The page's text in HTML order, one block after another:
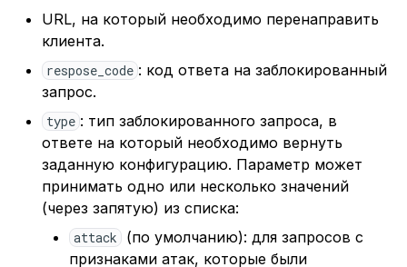
URL, на который необходимо перенаправить
клиента.
respose_code : код ответа на заблокированный
запрос.
type : тип заблокированного запроса, в
ответе на который необходимо вернуть
заданную конфигурацию. Параметр может
принимать одно или несколько значений
(через запятую) из списка:
attack
(по умолчанию): для запросов с
признаками атак, которые были